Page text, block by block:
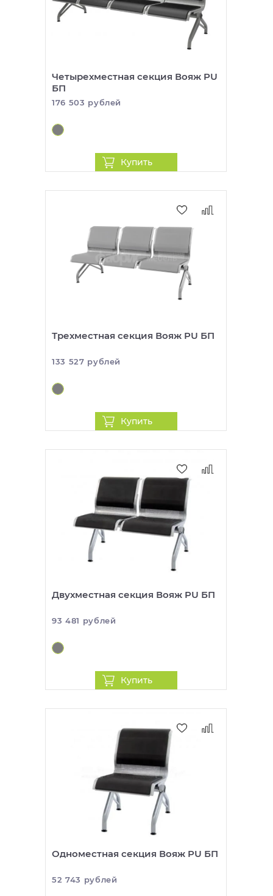
персональные данные при регистрации и
оформлении заказа.
После оформления покупки, в течение рабочего
данным, указанным при оформлении заказа. С
менеджером можно будет согласовать сроки и
стоимость доставки, необходимость сборки, а
так и с НДС 20%.
Четырехместная секция Вояж PU
БП
176 503 рублей
Купить
Трехместная секция Вояж PU БП
133 527 рублей
Купить
Двухместная секция Вояж PU БП
93 481 рублей
Купить
Одноместная секция Вояж PU БП
52 743 рублей